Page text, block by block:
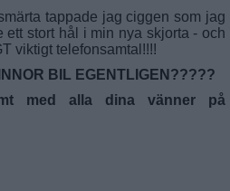
tappade jag ciggen som jag
ett stort hål i min nya skjorta - och
viktigt telefonsamtal!!!!
BIL EGENTLIGEN?????
med alla dina vänner på